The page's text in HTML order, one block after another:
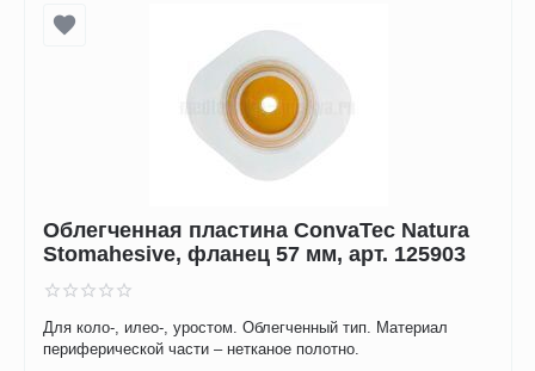
Облегченная пластина ConvaTec Natura
Stomahesive, фланец 57 мм, арт. 125903
Для коло-, илео-, уростом. Облегченный тип. Материал
периферической части – нетканое полотно.